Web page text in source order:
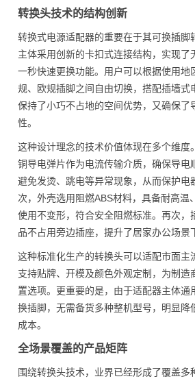
转换头技术的结构创新
转换式电源适配器的重要在于其可换插脚
主体采用创新的卡扣式连接结构，实现了
一秒快速更换功能。用户可以根据使用地
规、欧规插脚之间自由切换，搭配插墙式
保持了小巧不占地的空间优势，又确保了
性。
这种设计理念的技术价值体现在多个维度
铜导电弹片作为电流传输介质，确保导电
避免发烫、跳电等异常现象，从而保护电
次，外壳选用阻燃ABS材料，具备耐高温
使用不变形，符合安全阻燃标准。再次，
品不占用旁边插座，提升了居家办公场景
这种标准化生产的转换头可以适配市面主
支持贴牌、开模及颜色外观定制，为制造
置选项。更重要的是，由于适配器主体通
换插脚，无需备货多种整机型号，明显降
成本。
全场景覆盖的产品矩阵
围绕转换头技术，业界已经形成了覆盖多